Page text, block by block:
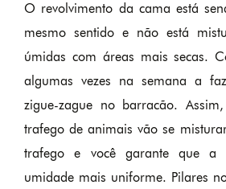
O revolvimento da cama está
mesmo sentido e não está
úmidas com áreas mais secas.
algumas vezes na semana a
zigue-zague no barracão.
trafego de animais vão se
trafego e você garante que a
umidade mais uniforme. Pilares